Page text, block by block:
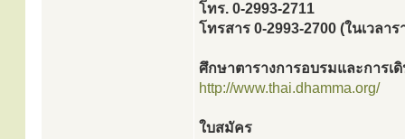
โทร. 0-2993-2711
โทรสาร 0-2993-2700 (ในเวลา
ศึกษาตารางการอบรมและการเ
http://www.thai.dhamma.org/
ใบสมัคร